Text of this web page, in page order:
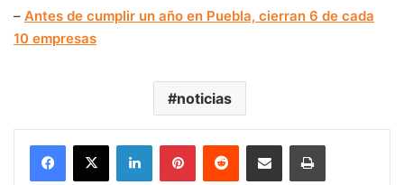
– Antes de cumplir un año en Puebla, cierran 6 de cada
10 empresas
noticias
LinkedInPinterestReddit Share via Email Print